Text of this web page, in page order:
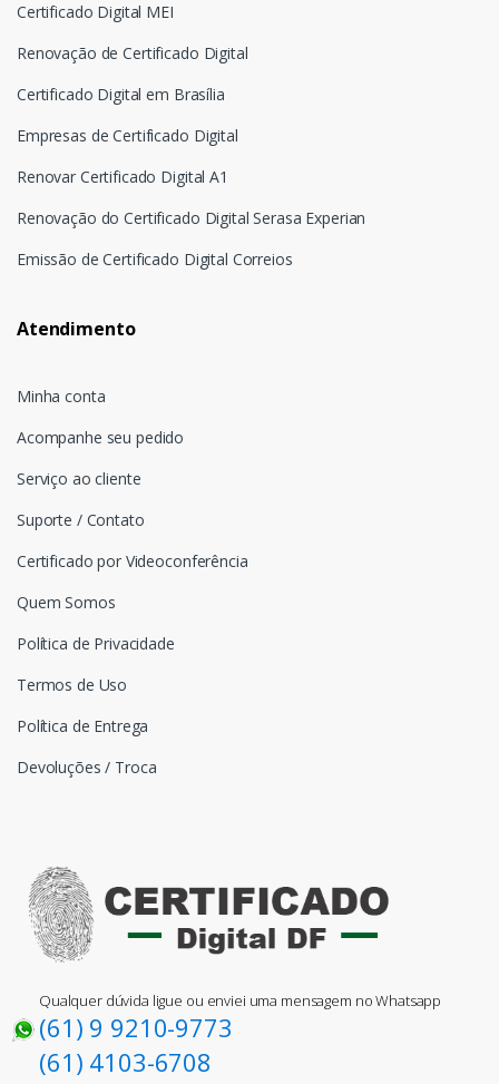
Certificado Digital MEI
Renovação de Certificado Digital
Certificado Digital em Brasília
Empresas de Certificado Digital
Renovar Certificado Digital A1
Renovação do Certificado Digital Serasa Experian
Emissão de Certificado Digital Correios
Atendimento
Minha conta
Acompanhe seu pedido
Serviço ao cliente
Suporte / Contato
Certificado por Videoconferência
Quem Somos
Política de Privacidade
Termos de Uso
Política de Entrega
Devoluções / Troca
Qualquer dúvida ligue ou enviei uma mensagem no Whatsapp
(61) 9 9210-9773
(61) 4103-6708